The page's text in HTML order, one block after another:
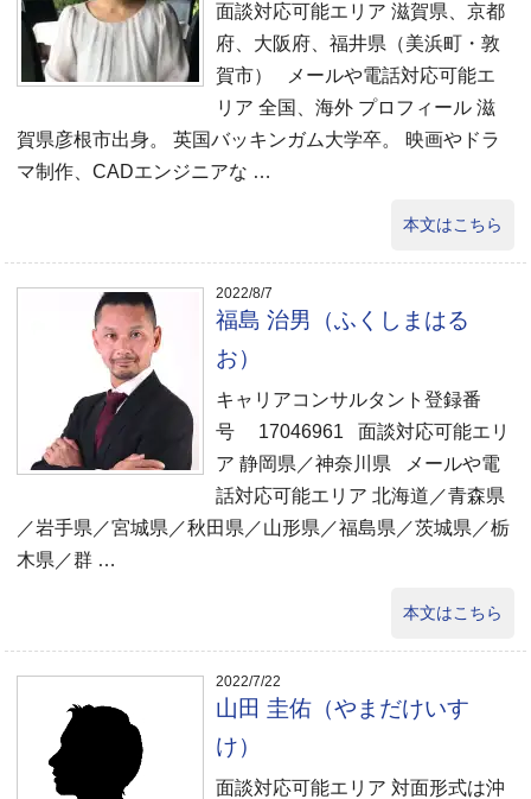
面談対応可能エリア 滋賀県、京都
府、大阪府、福井県（美浜町・敦
賀市） メールや電話対応可能エ
リア 全国、海外 プロフィール 滋
賀県彦根市出身。 英国バッキンガム大学卒。 映画やドラ
マ制作、CADエンジニアな …
本文はこちら
2022/8/7
福島 治男（ふくしまはる
お）
キャリアコンサルタント登録番
号 17046961 面談対応可能エリ
ア 静岡県／神奈川県 メールや電
話対応可能エリア 北海道／青森県
／岩手県／宮城県／秋田県／山形県／福島県／茨城県／栃
木県／群 …
本文はこちら
2022/7/22
山田 圭佑（やまだけいす
け）
面談対応可能エリア 対面形式は沖